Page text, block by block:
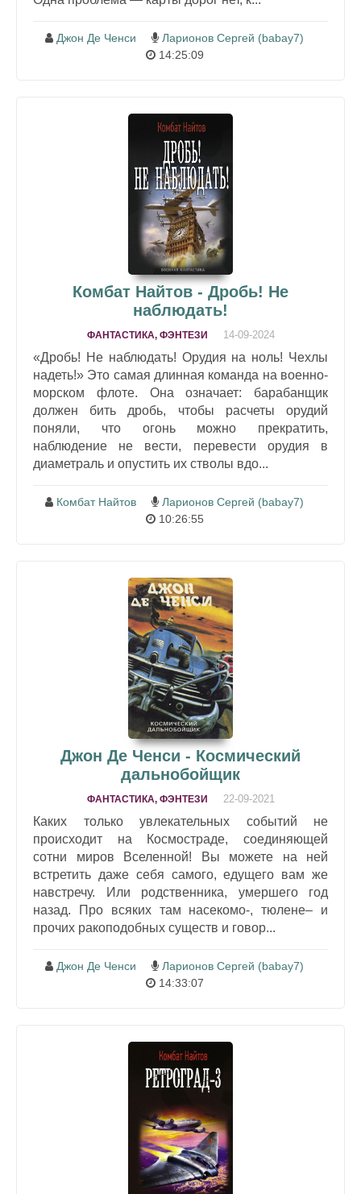
Джон Де Ченси
Ларионов Сергей (babay7)
14:25:09
Комбат Найтов - Дробь! Не
наблюдать!
ФАНТАСТИКА, ФЭНТЕЗИ 14-09-2024
«Дробь! Не наблюдать! Орудия на ноль! Чехлы
надеть!» Это самая длинная команда на военно-
морском флоте. Она означает: барабанщик
должен бить дробь, чтобы расчеты орудий
поняли, что огонь можно прекратить,
наблюдение не вести, перевести орудия в
диаметраль и опустить их стволы вдо...
Комбат Найтов
Ларионов Сергей (babay7)
10:26:55
Джон Де Ченси - Космический
дальнобойщик
ФАНТАСТИКА, ФЭНТЕЗИ 22-09-2021
Каких только увлекательных событий не
происходит на Космостраде, соединяющей
сотни миров Вселенной! Вы можете на ней
встретить даже себя самого, едущего вам же
навстречу. Или родственника, умершего год
назад. Про всяких там насекомо-, тюлене– и
прочих ракоподобных существ и говор...
Джон Де Ченси
Ларионов Сергей (babay7)
14:33:07